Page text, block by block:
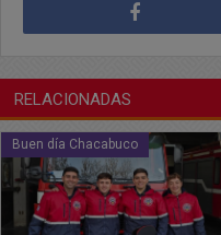
RELACIONADAS
Buen día Chacabuco